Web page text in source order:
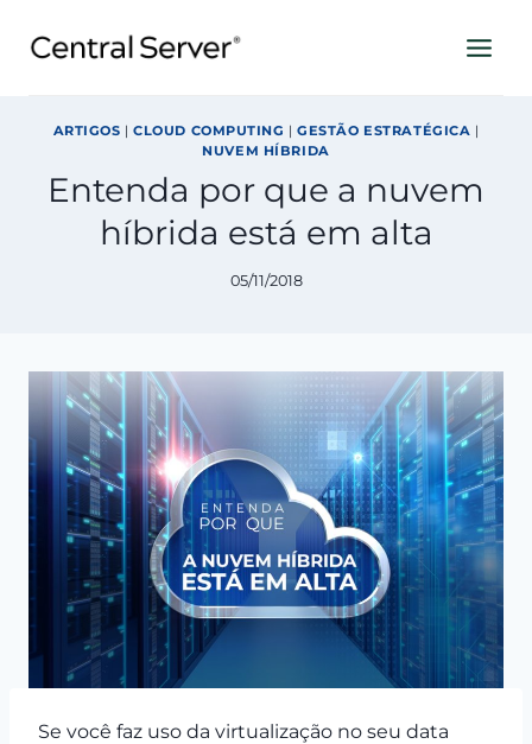
para
ARTIGOS |CLOUD COMPUTING |GESTÃO ESTRATÉGICA |
NUVEM HÍBRIDA
Entenda por que a nuvem
híbrida está em alta
05/11/2018
Se você faz uso da virtualização no seu data